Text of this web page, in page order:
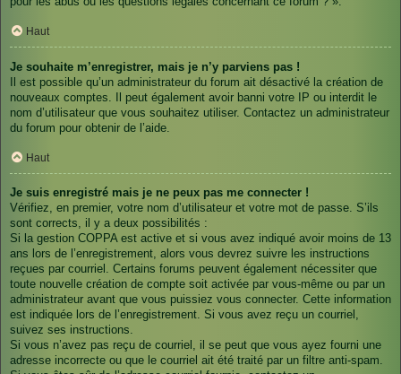
Haut
Je souhaite m’enregistrer, mais je n’y parviens pas !
Il est possible qu’un administrateur du forum ait désactivé la création de
nouveaux comptes. Il peut également avoir banni votre IP ou interdit le
nom d’utilisateur que vous souhaitez utiliser. Contactez un administrateur
du forum pour obtenir de l’aide.
Haut
Je suis enregistré mais je ne peux pas me connecter !
Vérifiez, en premier, votre nom d’utilisateur et votre mot de passe. S’ils
sont corrects, il y a deux possibilités :
Si la gestion COPPA est active et si vous avez indiqué avoir moins de 13
ans lors de l’enregistrement, alors vous devrez suivre les instructions
reçues par courriel. Certains forums peuvent également nécessiter que
toute nouvelle création de compte soit activée par vous-même ou par un
administrateur avant que vous puissiez vous connecter. Cette information
est indiquée lors de l’enregistrement. Si vous avez reçu un courriel,
suivez ses instructions.
Si vous n’avez pas reçu de courriel, il se peut que vous ayez fourni une
adresse incorrecte ou que le courriel ait été traité par un filtre anti-spam.